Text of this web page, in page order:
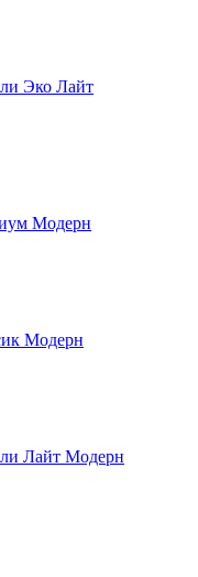
Эко Лайт
Модерн
Модерн
Лайт Модерн